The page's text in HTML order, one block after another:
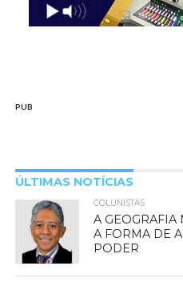
PUB
ÚLTIMAS NOTÍCIAS
COLUNISTAS
A GEOGRAFIA
A FORMA DE
PODER